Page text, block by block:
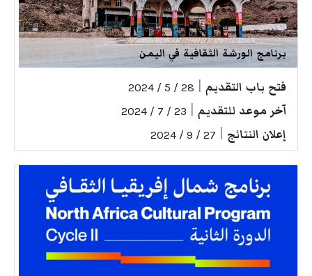
برنامج الورشة الثقافية في اليمن
فتح باب التقديم 28 / 5 / 2024
آخر موعد للتقديم 23 / 7 / 2024
إعلان النتائج 27 / 9 / 2024